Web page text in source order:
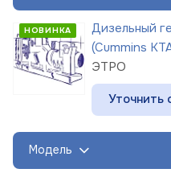
НОВИНКА
Дизельный
(Cummins
ЭТРО
Уточнить
Модель